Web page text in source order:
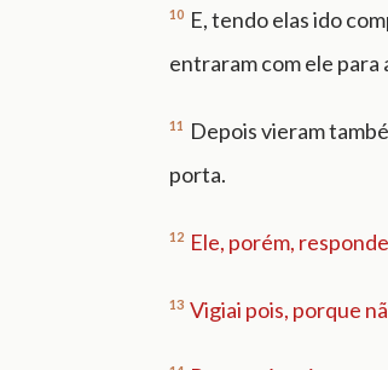
10 E, tendo elas ido
entraram com ele para
11
Depois vieram
porta.
12 Ele, porém,
13 Vigiai pois, porque